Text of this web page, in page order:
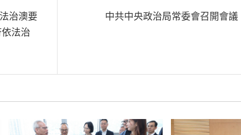
治澳要
法治
中共中央政治局常委會召開會議